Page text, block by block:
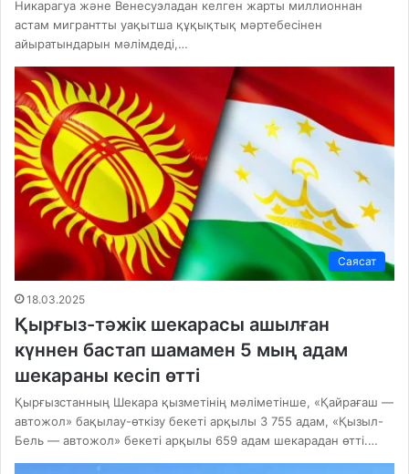
Никарагуа және Венесуэладан келген жарты миллионнан
астам мигрантты уақытша құқықтық мәртебесінен
айыратындарын мәлімдеді,…
Саясат
18.03.2025
Қырғыз-тәжік шекарасы ашылған
күннен бастап шамамен 5 мың адам
шекараны кесіп өтті
Қырғызстанның Шекара қызметінің мәліметінше, «Қайрағаш —
автожол» бақылау-өткізу бекеті арқылы 3 755 адам, «Қызыл-
Бель — автожол» бекеті арқылы 659 адам шекарадан өтті.…